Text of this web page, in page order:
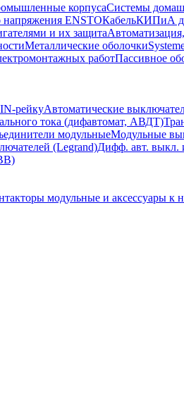
корпусаСистемы
напряжения ENSTOКабельКИПиА
и их защита
Металлические оболочки
работПассивное
рейкуАвтоматические
тока (дифавтомат, АВДТ)
модульныеМодульные
(Legrand)Дифф. авт. выкл.
модульные и аксессуары к